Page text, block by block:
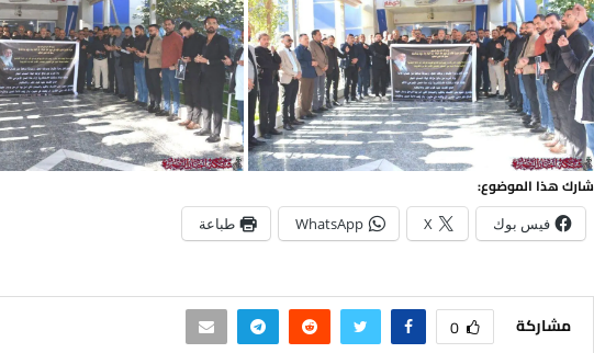
شارك هذا الموضوع:
فيس بوك X
WhatsApp طباعة
مشاركة 0